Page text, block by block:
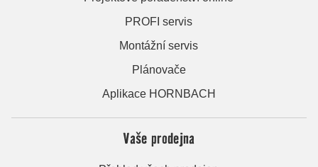
PROFI servis
Montážní servis
Plánovače
Aplikace HORNBACH
Vaše prodejna